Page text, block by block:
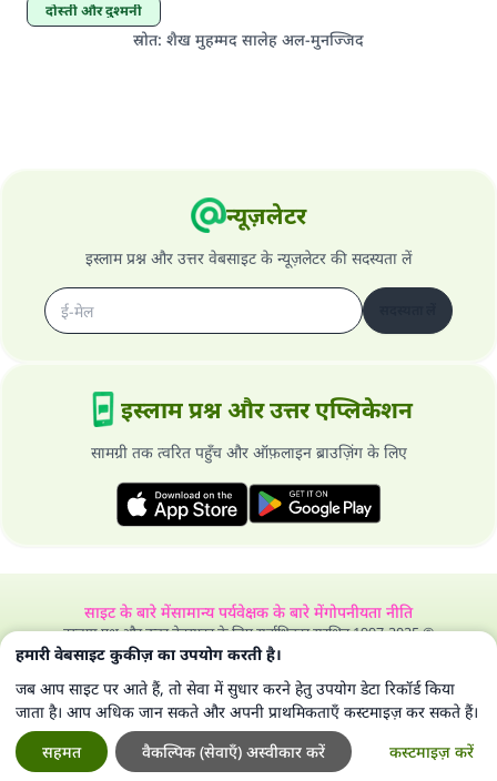
दोस्ती और दुश्मनी
स्रोत: शैख मुहम्मद सालेह अल-मुनज्जिद
न्यूज़लेटर
इस्लाम प्रश्न और उत्तर वेबसाइट के न्यूज़लेटर की सदस्यता लें
इस्लाम प्रश्न और उत्तर एप्लिकेशन
सामग्री तक त्वरित पहुँच और ऑफ़लाइन ब्राउज़िंग के लिए
साइट के बारे मेंसामान्य पर्यवेक्षक के बारे मेंगोपनीयता नीति
इस्लाम प्रश्न और उत्तर वेबसाइट के लिए सर्वाधिकार सुरक्षित 1997-2025 ©
हमारी वेबसाइट कुकीज़ का उपयोग करती है।
जब आप साइट पर आते हैं, तो सेवा में सुधार करने हेतु उपयोग डेटा रिकॉर्ड किया
जाता है। आप अधिक जान सकते और अपनी प्राथमिकताएँ कस्टमाइज़ कर सकते हैं।
कस्टमाइज़ करें
वैकल्पिक (सेवाएँ) अस्वीकार करें
सहमत